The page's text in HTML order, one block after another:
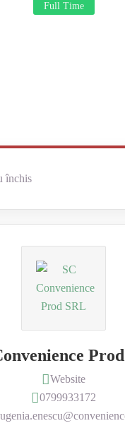
Full Time
închis
Website
0799933172